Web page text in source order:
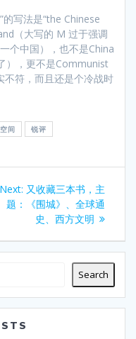
的写法是“the Chinese
（大写的 M 过于强调
个中国），也不是China
），更不是Communist
不符，而且还是个冷战时
间 锐评
Next: Next
post:
又收藏三本书，主
题：《围城》、全球通
史、西方文明
Search